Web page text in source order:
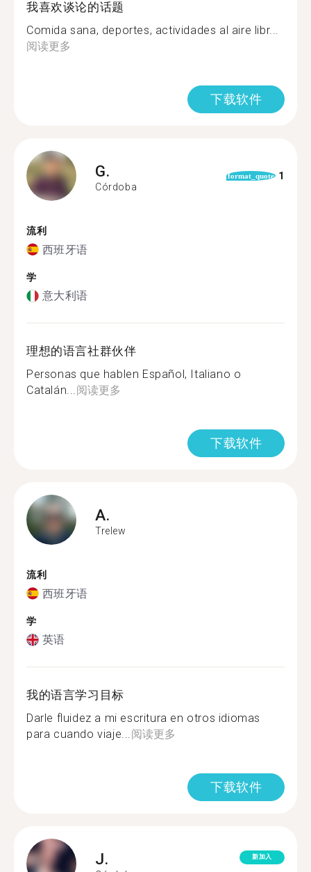
我喜欢谈论的话题
Comida sana, deportes, actividades al aire libr...
阅读更多
下载软件
G.
Córdoba
format_quote 1
流利
西班牙语
学
意大利语
理想的语言社群伙伴
Personas que hablen Español, Italiano o
Catalán...阅读更多
下载软件
A.
Trelew
流利
西班牙语
学
英语
我的语言学习目标
Darle fluidez a mi escritura en otros idiomas
para cuando viaje...阅读更多
下载软件
J. 新加入